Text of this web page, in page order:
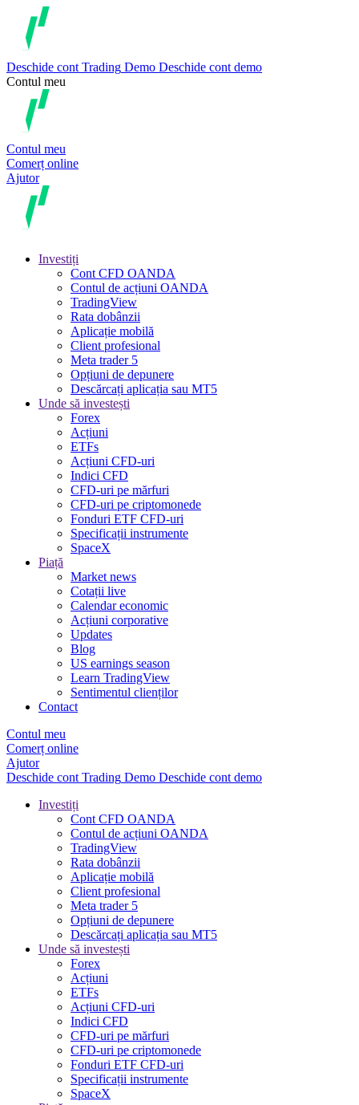
Deschide cont Trading Demo Deschide cont demo
Contul meu
Contul meu
Comerț online
Ajutor
Investiți
Cont CFD OANDA
Contul de acțiuni OANDA
TradingView
Rata dobânzii
Aplicație mobilă
Client profesional
Meta trader 5
Opțiuni de depunere
Descărcați aplicația sau MT5
Unde să investești
Forex
Acțiuni
ETFs
Acțiuni CFD-uri
Indici CFD
CFD-uri pe mărfuri
CFD-uri pe criptomonede
Fonduri ETF CFD-uri
Specificații instrumente
SpaceX
Piață
Market news
Cotații live
Calendar economic
Acțiuni corporative
Updates
Blog
US earnings season
Learn TradingView
Sentimentul clienților
Contact
Contul meu
Comerț online
Ajutor
Deschide cont Trading Demo Deschide cont demo
Investiți
Cont CFD OANDA
Contul de acțiuni OANDA
TradingView
Rata dobânzii
Aplicație mobilă
Client profesional
Meta trader 5
Opțiuni de depunere
Descărcați aplicația sau MT5
Unde să investești
Forex
Acțiuni
ETFs
Acțiuni CFD-uri
Indici CFD
CFD-uri pe mărfuri
CFD-uri pe criptomonede
Fonduri ETF CFD-uri
Specificații instrumente
SpaceX